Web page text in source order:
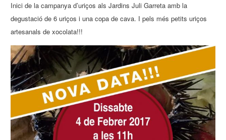
Inici de la campanya d’uriços als Jardins Juli Garreta amb la
degustació de 6 uriços i una copa de cava. I pels més petits uriços
artesanals de xocolata!!!